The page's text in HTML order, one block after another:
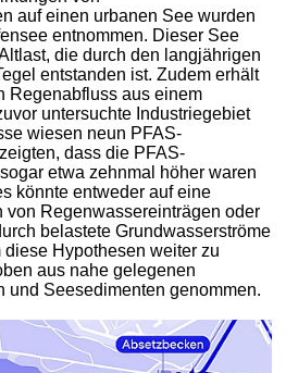
auf einen urbanen See wurden
entnommen. Dieser See
die durch den langjährigen
entstanden ist. Zudem erhält
Regenabfluss aus einem
untersuchte Industriegebiet
wiesen neun PFAS-
dass die PFAS-
etwa zehnmal höher waren
könnte entweder auf eine
von Regenwassereinträgen oder
belastete Grundwasserströme
Hypothesen weiter zu
aus nahe gelegenen
und Seesedimenten genommen.